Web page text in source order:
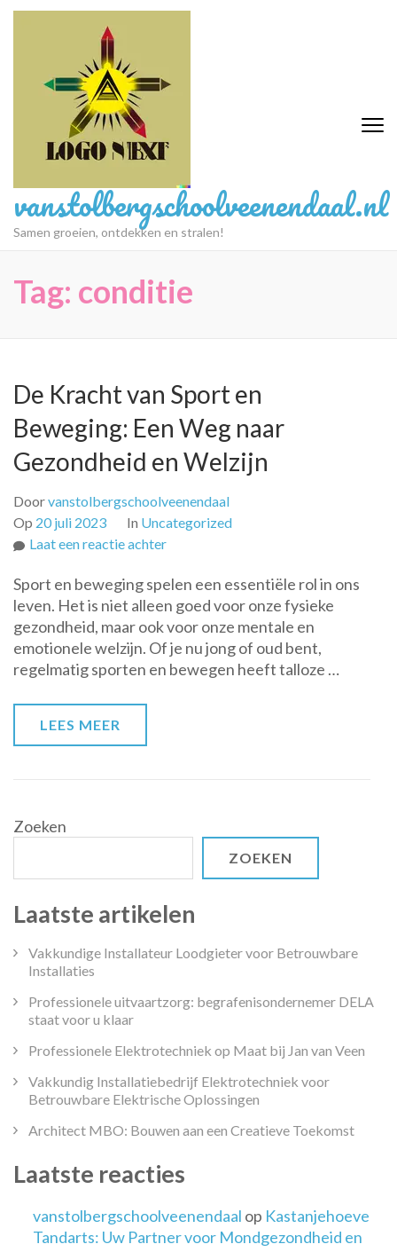
Ga
vanstolbergschoolveenendaal.nl
Samen groeien, ontdekken en stralen!
Tag: conditie
De Kracht van Sport en
Beweging: Een Weg naar
Gezondheid en Welzijn
Doorvanstolbergschoolveenendaal
Op 20 juli 2023 In Uncategorized
Laat een reactie achterop
Kracht
van
Sport
en
Beweging:
Sport en beweging spelen een essentiële rol in ons
leven. Het is niet alleen goed voor onze fysieke
gezondheid, maar ook voor onze mentale en
emotionele welzijn. Of je nu jong of oud bent,
regelmatig sporten en bewegen heeft talloze …
LEES MEER
Zoeken
ZOEKEN
Laatste artikelen
Vakkundige Installateur Loodgieter voor Betrouwbare
Installaties
Professionele uitvaartzorg: begrafenisondernemer DELA
staat voor u klaar
Professionele Elektrotechniek op Maat bij Jan van Veen
Vakkundig Installatiebedrijf Elektrotechniek voor
Betrouwbare Elektrische Oplossingen
Architect MBO: Bouwen aan een Creatieve Toekomst
Laatste reacties
vanstolbergschoolveenendaal op Kastanjehoeve
Tandarts: Uw Partner voor Mondgezondheid en